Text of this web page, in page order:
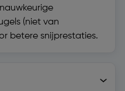
(niet van
betere snijprestaties.